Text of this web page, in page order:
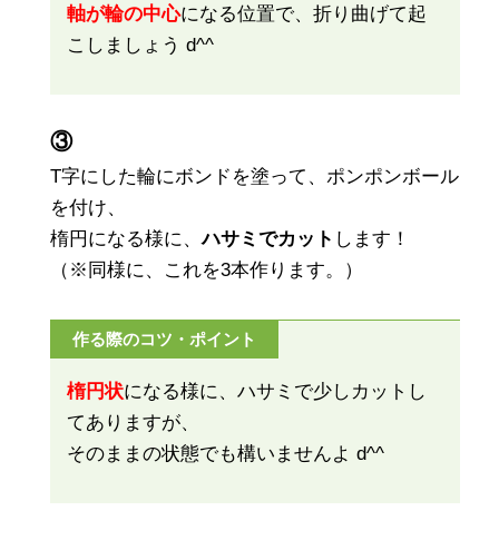
軸が輪の中心になる位置で、折り曲げて起
こしましょう d^^
③
T字にした輪にボンドを塗って、ポンポンボール
を付け、
楕円になる様に、ハサミでカット します！
（※同様に、これを3本作ります。）
作る際のコツ・ポイント
楕円状になる様に、ハサミで少しカットし
てありますが、
そのままの状態でも構いませんよ d^^